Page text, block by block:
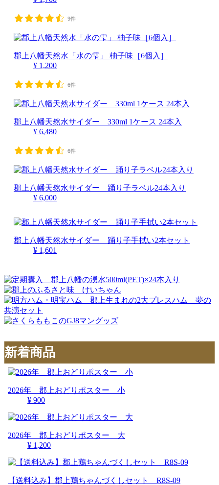
9件
郡上八幡天然水「水の雫」 柚子味［6個入］
¥ 1,200
6件
郡上八幡天然水サイダー 330ml 1ケース 24本入
¥ 6,480
6件
郡上八幡天然水サイダー 踊り子ラベル24本入り
¥ 6,000
郡上八幡天然水サイダー 踊り子手拭い2本セット
¥ 1,601
新着商品
2026年 郡上おどりポスター 小
¥ 900
2026年 郡上おどりポスター 大
¥ 1,200
【送料込み】郡上鶏ちゃんづくしセット R8S-09